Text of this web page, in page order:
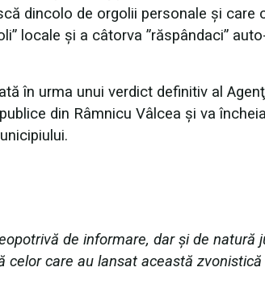
dincolo de orgolii personale şi care
locale şi a câtorva ”răspândaci”
în urma unui verdict definitiv al
din Râmnicu Vâlcea şi va
de informare, dar şi de natură
care au lansat această